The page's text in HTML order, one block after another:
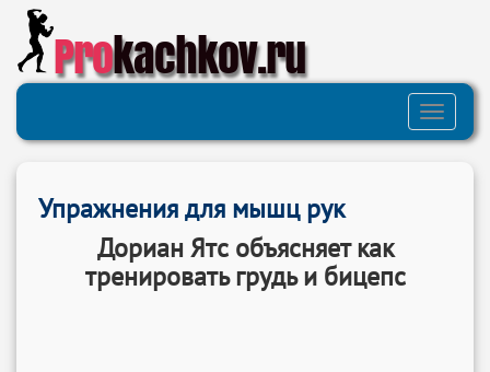
Prokachkov.ru
Toggle
Упражнения для мышц рук
Дориан Ятс объясняет как
тренировать грудь и бицепс